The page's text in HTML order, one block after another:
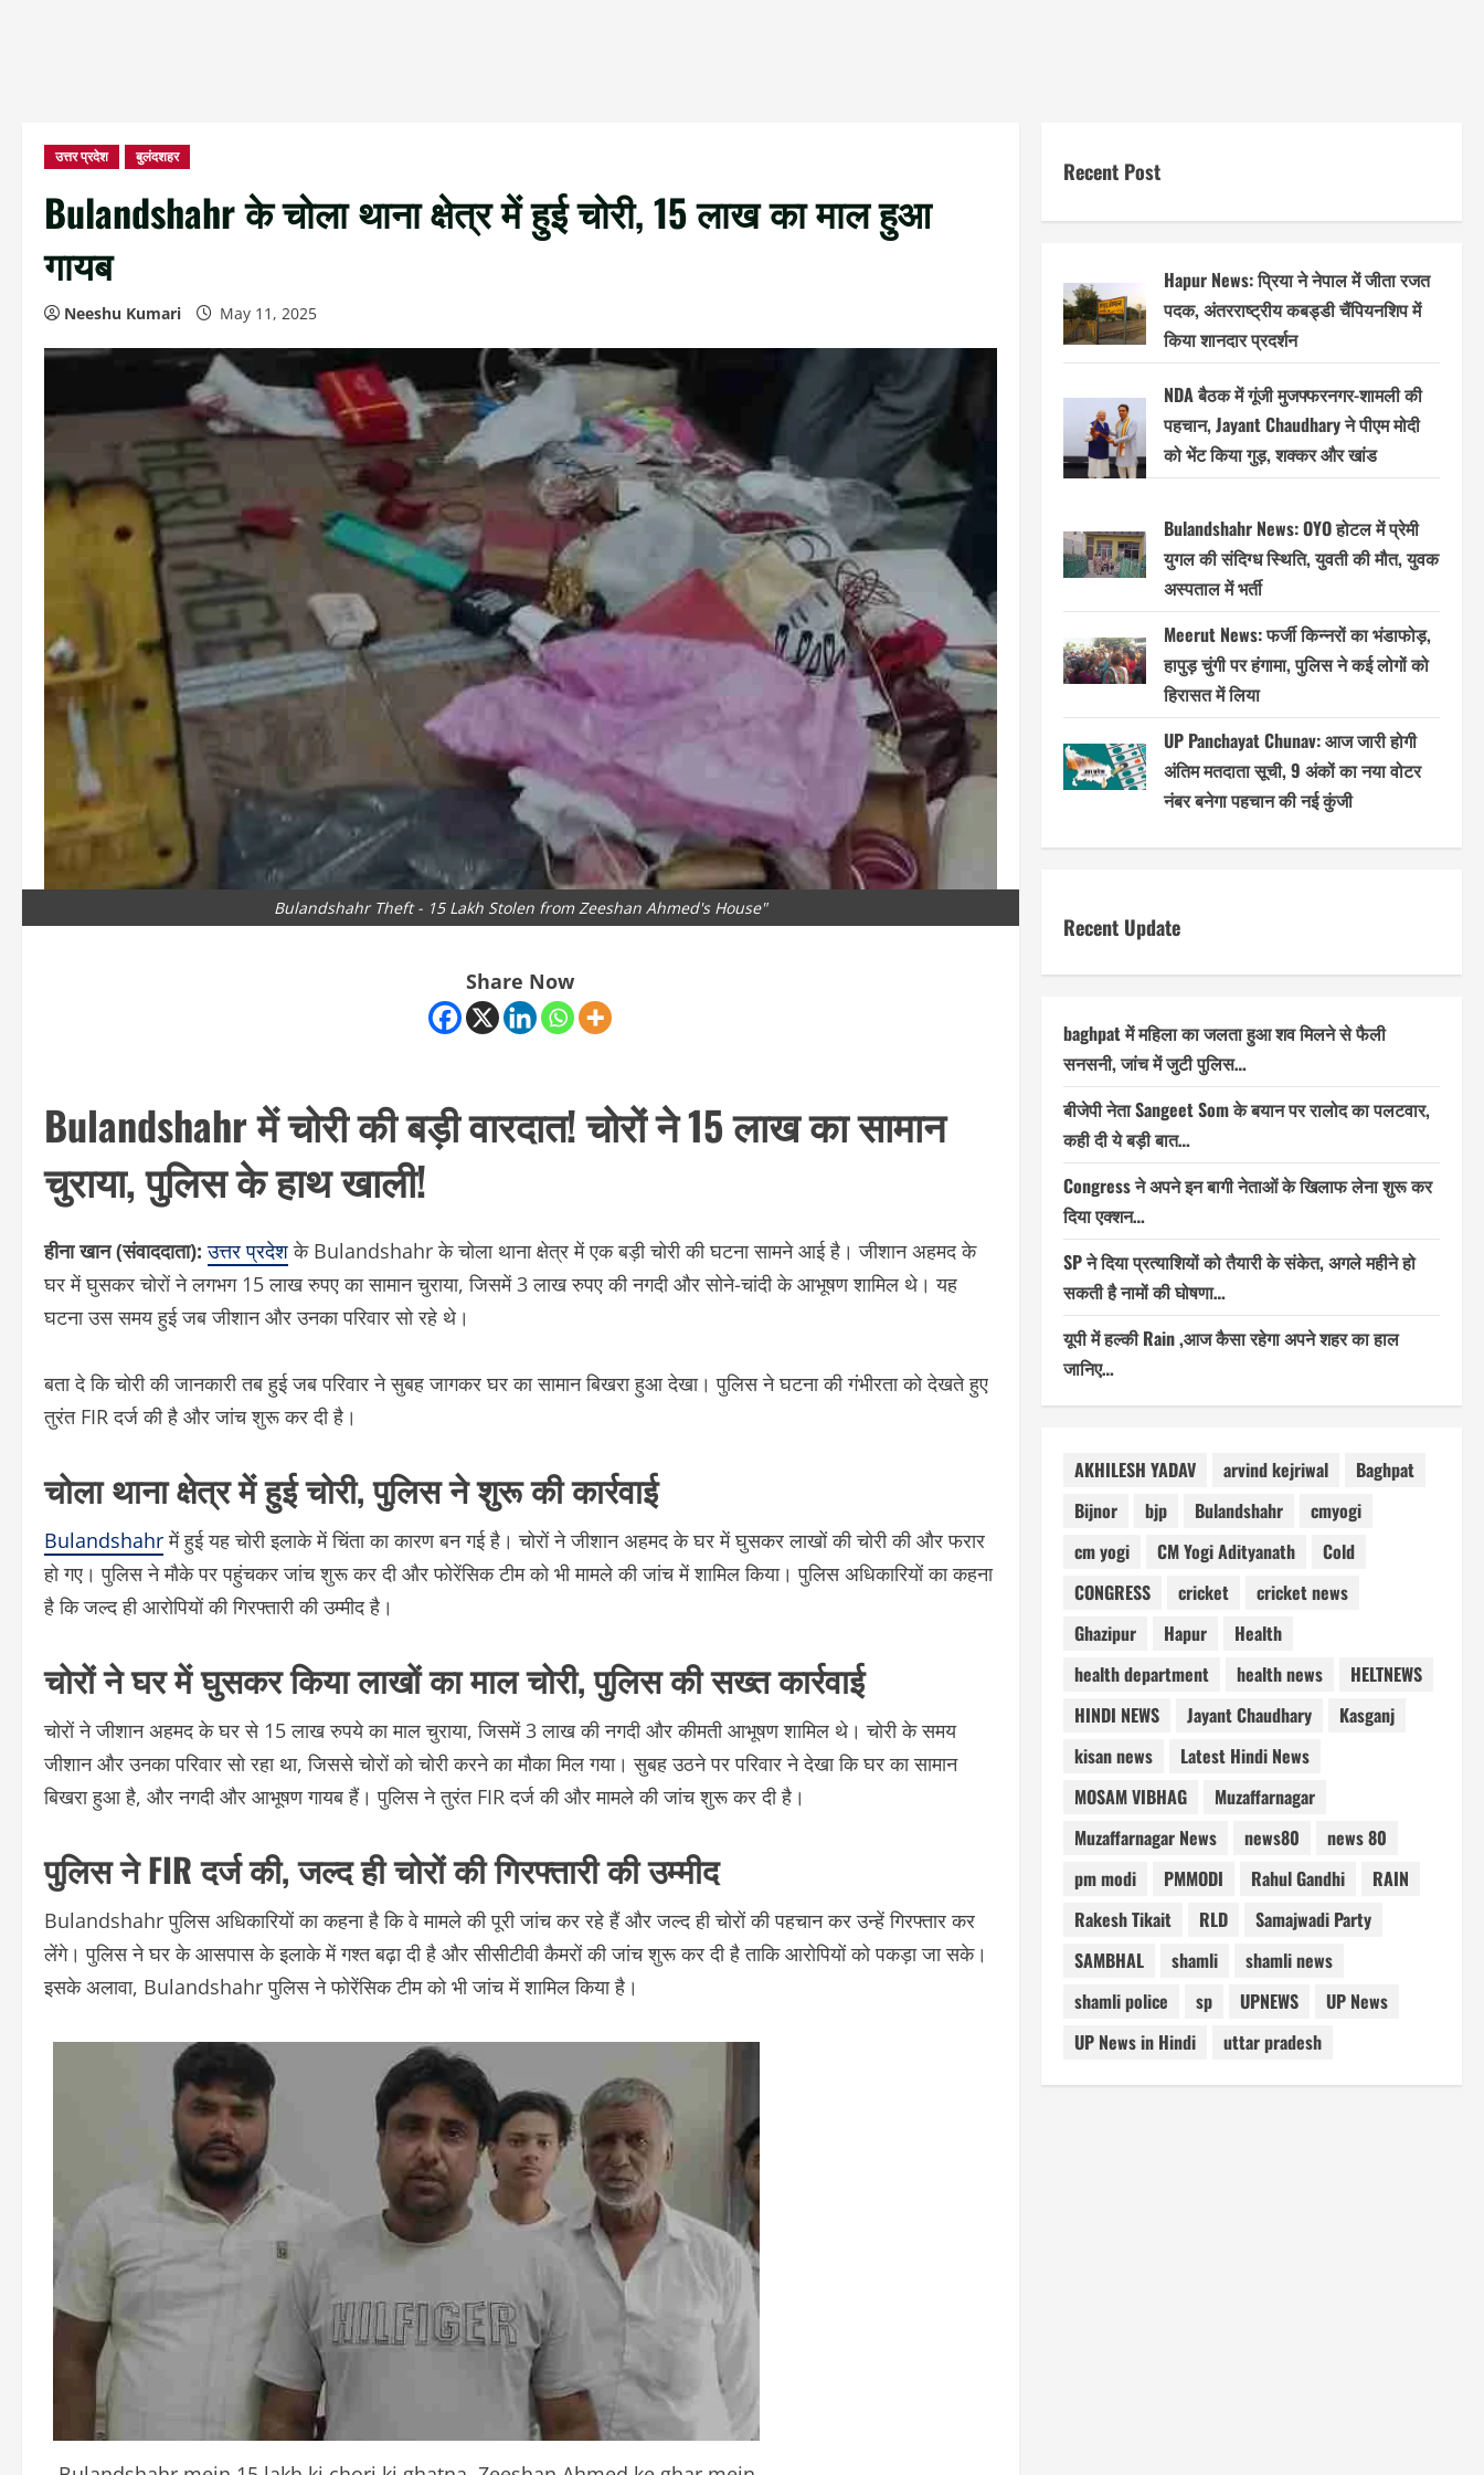
उत्तर प्रदेश बुलंदशहर
Bulandshahr के चोला थाना क्षेत्र में हुई चोरी, 15 लाख का माल हुआ
गायब
Neeshu Kumari May 11, 2025
Bulandshahr Theft - 15 Lakh Stolen from Zeeshan Ahmed's House"
Share Now
Bulandshahr में चोरी की बड़ी वारदात! चोरों ने 15 लाख का सामान
चुराया, पुलिस के हाथ खाली!
हीना खान (संवाददाता): उत्तर प्रदेशके Bulandshahr के चोला थाना क्षेत्र में एक बड़ी चोरी की घटना सामने आई है। जीशान अहमद के
घर में घुसकर चोरों ने लगभग 15 लाख रुपए का सामान चुराया, जिसमें 3 लाख रुपए की नगदी और सोने-चांदी के आभूषण शामिल थे। यह
घटना उस समय हुई जब जीशान और उनका परिवार सो रहे थे।
बता दे कि चोरी की जानकारी तब हुई जब परिवार ने सुबह जागकर घर का सामान बिखरा हुआ देखा। पुलिस ने घटना की गंभीरता को देखते हुए
तुरंत FIR दर्ज की है और जांच शुरू कर दी है।
चोला थाना क्षेत्र में हुई चोरी, पुलिस ने शुरू की कार्रवाई
Bulandshahrमें हुई यह चोरी इलाके में चिंता का कारण बन गई है। चोरों ने जीशान अहमद के घर में घुसकर लाखों की चोरी की और फरार
हो गए। पुलिस ने मौके पर पहुंचकर जांच शुरू कर दी और फोरेंसिक टीम को भी मामले की जांच में शामिल किया। पुलिस अधिकारियों का कहना
है कि जल्द ही आरोपियों की गिरफ्तारी की उम्मीद है।
चोरों ने घर में घुसकर किया लाखों का माल चोरी, पुलिस की सख्त कार्रवाई
चोरों ने जीशान अहमद के घर से 15 लाख रुपये का माल चुराया, जिसमें 3 लाख की नगदी और कीमती आभूषण शामिल थे। चोरी के समय
जीशान और उनका परिवार सो रहा था, जिससे चोरों को चोरी करने का मौका मिल गया। सुबह उठने पर परिवार ने देखा कि घर का सामान
बिखरा हुआ है, और नगदी और आभूषण गायब हैं। पुलिस ने तुरंत FIR दर्ज की और मामले की जांच शुरू कर दी है।
पुलिस ने FIR दर्ज की, जल्द ही चोरों की गिरफ्तारी की उम्मीद
Bulandshahr पुलिस अधिकारियों का कहना है कि वे मामले की पूरी जांच कर रहे हैं और जल्द ही चोरों की पहचान कर उन्हें गिरफ्तार कर
लेंगे। पुलिस ने घर के आसपास के इलाके में गश्त बढ़ा दी है और सीसीटीवी कैमरों की जांच शुरू कर दी है ताकि आरोपियों को पकड़ा जा सके।
इसके अलावा, Bulandshahr पुलिस ने फोरेंसिक टीम को भी जांच में शामिल किया है।
Recent Post
Hapur News: प्रिया ने नेपाल में जीता रजत
पदक, अंतरराष्ट्रीय कबड्डी चैंपियनशिप में
किया शानदार प्रदर्शन
NDA बैठक में गूंजी मुजफ्फरनगर-शामली की
पहचान, Jayant Chaudhary ने पीएम मोदी
को भेंट किया गुड़, शक्कर और खांड
Bulandshahr News: OYO होटल में प्रेमी
युगल की संदिग्ध स्थिति, युवती की मौत, युवक
अस्पताल में भर्ती
Meerut News: फर्जी किन्नरों का भंडाफोड़,
हापुड़ चुंगी पर हंगामा, पुलिस ने कई लोगों को
हिरासत में लिया
UP Panchayat Chunav: आज जारी होगी
अंतिम मतदाता सूची, 9 अंकों का नया वोटर
नंबर बनेगा पहचान की नई कुंजी
Recent Update
baghpat में महिला का जलता हुआ शव मिलने से फैली
सनसनी, जांच में जुटी पुलिस…
बीजेपी नेता Sangeet Som के बयान पर रालोद का पलटवार,
कही दी ये बड़ी बात…
Congress ने अपने इन बागी नेताओं के खिलाफ लेना शुरू कर
दिया एक्शन…
SP ने दिया प्रत्याशियों को तैयारी के संकेत, अगले महीने हो
सकती है नामों की घोषणा…
यूपी में हल्की Rain ,आज कैसा रहेगा अपने शहर का हाल
जानिए…
AKHILESH YADAV arvind kejriwal
Baghpat
Bijnor
bjp Bulandshahr
cmyogi
cm yogi
CM Yogi Adityanath
Cold
CONGRESS
cricket
cricket news
Ghazipur
Hapur
Health
health department
health news
HELTNEWS
HINDI NEWS
Jayant Chaudhary
Kasganj
kisan news
Latest Hindi News
MOSAM VIBHAG
Muzaffarnagar
Muzaffarnagar News
news80
news 80
pm modi
PMMODI Rahul Gandhi
RAIN
Rakesh Tikait
RLD
Samajwadi Party
SAMBHAL
shamli
shamli news
shamli police
sp UPNEWS
UP News
UP News in Hindi
uttar pradesh